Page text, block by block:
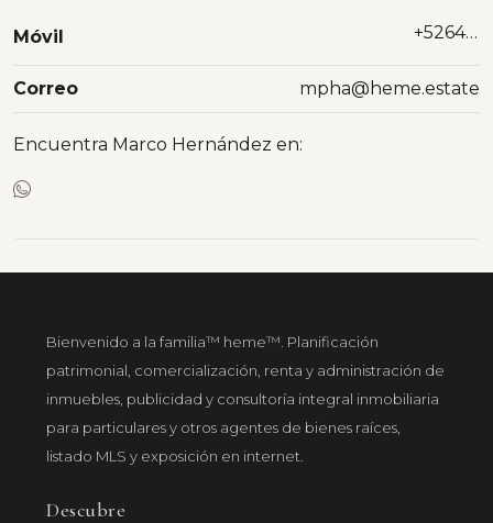
Móvil +526461858483
Correo mpha@heme.estate
Encuentra Marco Hernández en:
Bienvenido a la familia™ heme™. Planificación
patrimonial, comercialización, renta y administración de
inmuebles, publicidad y consultoría integral inmobiliaria
para particulares y otros agentes de bienes raíces,
listado MLS y exposición en internet.
Descubre